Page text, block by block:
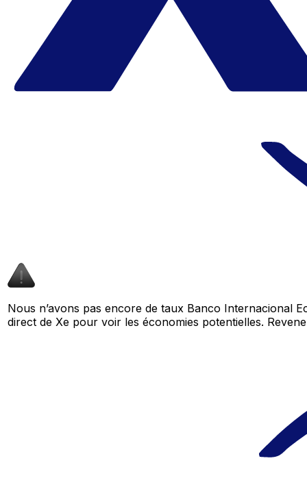
Nous n’avons pas encore de taux Banco Internacional
direct de Xe pour voir les économies potentielles.